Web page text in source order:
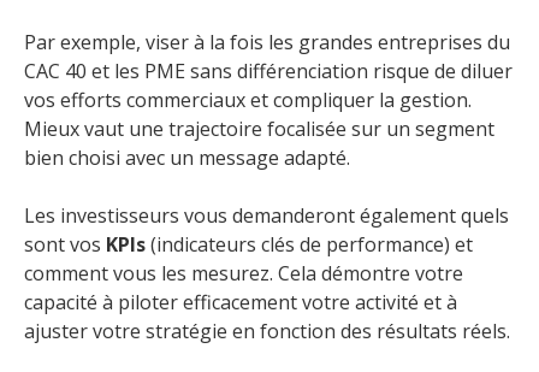
Par exemple, viser à la fois les grandes entreprises du
CAC 40 et les PME sans différenciation risque de diluer
vos efforts commerciaux et compliquer la gestion.
Mieux vaut une trajectoire focalisée sur un segment
bien choisi avec un message adapté.
Les investisseurs vous demanderont également quels
sont vos KPIs(indicateurs clés de performance) et
comment vous les mesurez. Cela démontre votre
capacité à piloter efficacement votre activité et à
ajuster votre stratégie en fonction des résultats réels.